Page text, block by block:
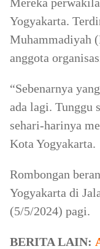
Yogyakarta.
Muhammadiyah
anggota
“Sebenarnya
ada lagi. Tunggu
sehari-harinya
Kota Yogyakarta.
Rombongan
Yogyakarta di
(5/5/2024) pagi.
BERITA LAIN: